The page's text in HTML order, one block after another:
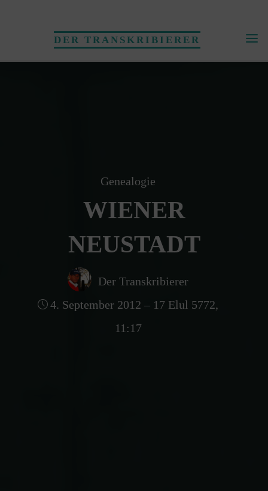
DER TRANSKRIBIERER
Genealogie
WIENER
NEUSTADT
Der Transkribierer
4. September 2012 – 17 Elul 5772,
11:17